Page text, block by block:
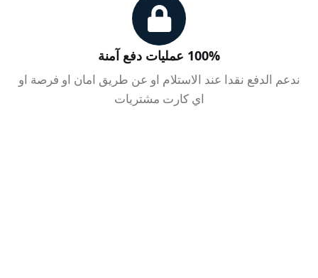
100% عمليات دفع آمنة
ندعم الدفع نقدا عند الاستلام او عن طريق امان او فرصة او
اي كارت مشتريات